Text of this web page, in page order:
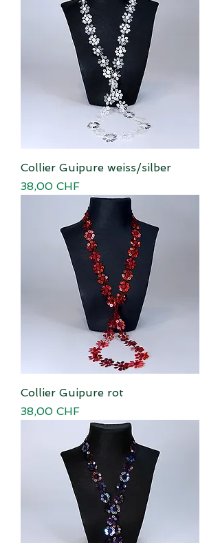
Collier Guipure weiss/silber
Preis
38,00 CHF
Collier Guipure rot
Preis
38,00 CHF